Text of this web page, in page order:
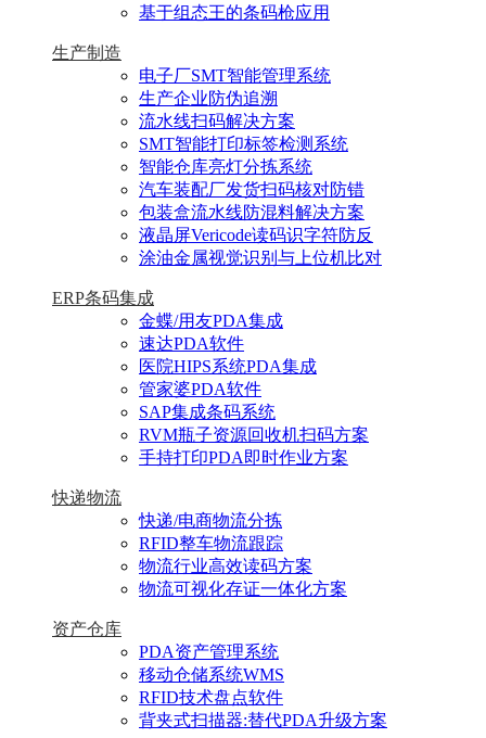
基于组态王的条码枪应用
生产制造
电子厂SMT智能管理系统
生产企业防伪追溯
流水线扫码解决方案
SMT智能打印标签检测系统
智能仓库亮灯分拣系统
汽车装配厂发货扫码核对防错
包装盒流水线防混料解决方案
液晶屏Vericode读码识字符防反
涂油金属视觉识别与上位机比对
ERP条码集成
金蝶/用友PDA集成
速达PDA软件
医院HIPS系统PDA集成
管家婆PDA软件
SAP集成条码系统
RVM瓶子资源回收机扫码方案
手持打印PDA即时作业方案
快递物流
快递/电商物流分拣
RFID整车物流跟踪
物流行业高效读码方案
物流可视化存证一体化方案
资产仓库
PDA资产管理系统
移动仓储系统WMS
RFID技术盘点软件
背夹式扫描器:替代PDA升级方案